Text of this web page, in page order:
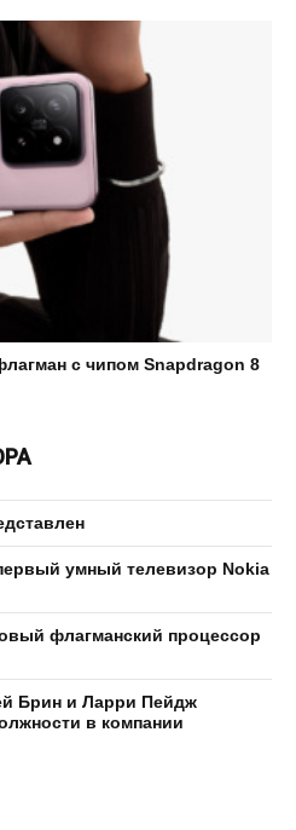
с чипом Snapdragon 8
умный телевизор Nokia
флагманский процессор
Брин и Ларри Пейдж
в компании